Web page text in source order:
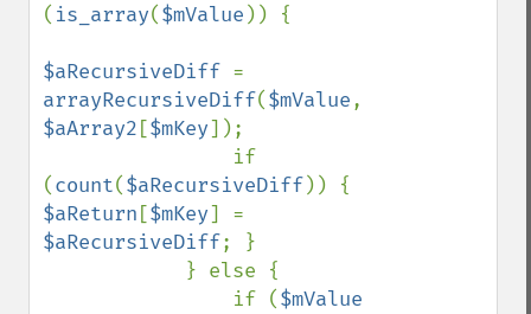
( is_array($mValue )) {
$aRecursiveDiff
arrayRecursiveDiff($mValue
$aArray2 [$mKey]);
(count($aRecursiveDiff
$aReturn [$mKey
$aRecursiveDiff; }
                if (